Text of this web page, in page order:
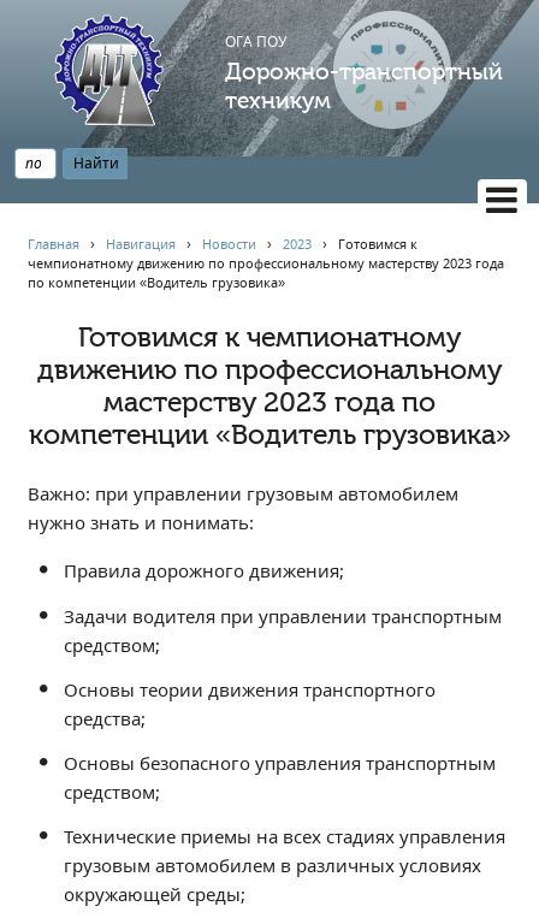
ОГА ПОУ
Дорожно-транспортный
техникум
НАВИГАЦИЯ
Профессионалитет
АБИТУРИЕНТУ
Опрос по качеству образования
Наблюдательный совет
Информация
Обращения онлайн
Контакты
Региональный центр по профилактике ДДТТ
Учебно-производственный комплекс
Центр карьеры
Противодействие коррупции
Всероссийское чемпионатное движение
Региональная инновационная площадка
Главная › Навигация › Новости ›2023 › Готовимся к
чемпионатному движению по профессиональному мастерству 2023 года
по компетенции «Водитель грузовика»
Готовимся к чемпионатному
движению по профессиональному
мастерству 2023 года по
компетенции «Водитель грузовика»
Важно: при управлении грузовым автомобилем
нужно знать и понимать:
Правила дорожного движения;
Задачи водителя при управлении транспортным
средством;
Основы теории движения транспортного
средства;
Основы безопасного управления транспортным
средством;
Технические приемы на всех стадиях управления
грузовым автомобилем в различных условиях
окружающей среды;